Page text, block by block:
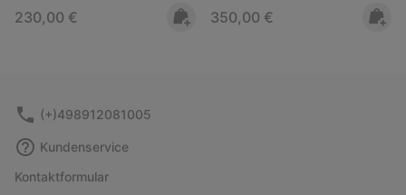
Regular price:
230,00 € Regular price:
350,00 €
(+)498912081005
Kundenservice
Kontaktformular